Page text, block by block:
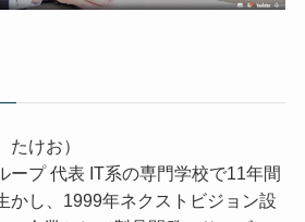
けお）
ープ 代表 IT系の専門学校で11年間
かし、1999年ネクストビジョン設